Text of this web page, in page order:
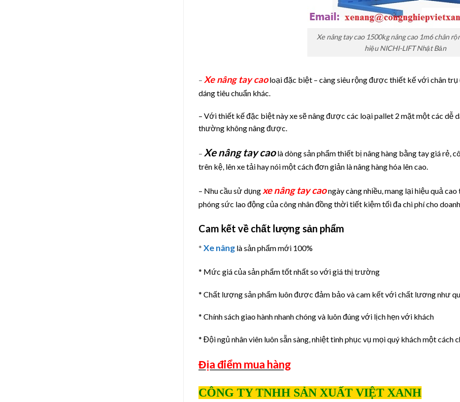
Xe nâng tay cao 1500kg nâng cao 1m6 chân
hiệu NICHI-LIFT Nhật Bản
– Xe nâng tay cao loại đặc biệt – càng siêu rộng được thiết kế với chân
dáng tiêu chuẩn khác.
– Với thiết kế đặc biệt này xe sẽ nâng được các loại pallet 2 mặt một các dễ
thường không nâng được.
– Xe nâng tay cao là dòng sản phẩm thiết bị nâng hàng bằng tay giá rẻ,
trên kệ, lên xe tải hay nói một cách đơn giản là nâng hàng hóa lên cao.
– Nhu cầu sử dụng xe nâng tay caongày càng nhiều, mang lại hiệu quả
phóng sức lao động của công nhân đồng thời tiết kiệm tối đa chi phí cho
Cam kết về chất lượng sản phẩm
* Xe nâng là sản phẩm mới 100%
* Mức giá của sản phẩm tốt nhất so với giá thị trường
* Chất lượng sản phẩm luôn được đảm bảo và cam kết với chất lương như
* Chính sách giao hành nhanh chóng và luôn đúng với lịch hẹn với khách
* Đội ngủ nhân viên luôn sẵn sàng, nhiệt tình phục vụ mọi quý khách một cách
Địa điểm mua hàng
CÔNG TY TNHH SẢN XUẤT VIỆT XANH